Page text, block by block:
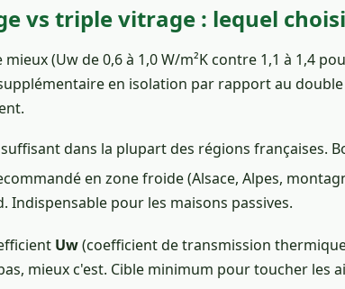
vs triple vitrage : lequel
(Uw de 0,6 à 1,0 W/m²K contre 1,1 à 1,4
en isolation par rapport au
suffisant dans la plupart des régions françaises.
en zone froide (Alsace, Alpes,
Indispensable pour les maisons passives.
Uw(coefficient de transmission
mieux c'est. Cible minimum pour toucher les